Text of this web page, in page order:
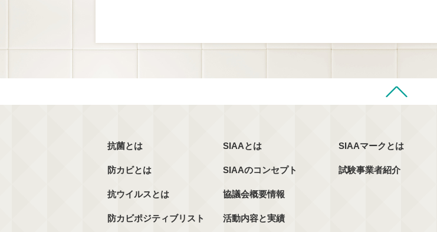
抗菌とは
防カビとは
抗ウイルスとは
防カビポジティブリスト
SIAAとは
SIAAのコンセプト
協議会概要情報
活動内容と実績
SIAAマークとは
試験事業者紹介